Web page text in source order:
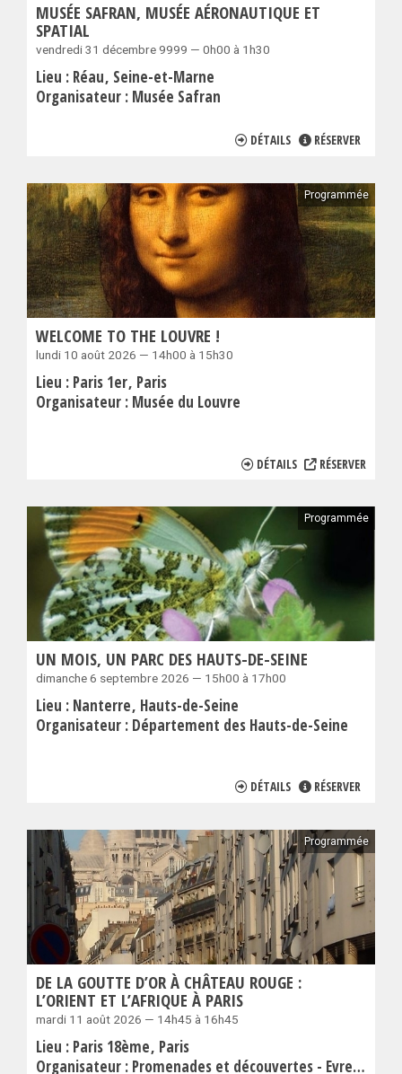
MUSÉE SAFRAN, MUSÉE AÉRONAUTIQUE ET
SPATIAL
vendredi 31 décembre 9999 — 0h00 à 1h30
Lieu : Réau Seine-et-Marne
Organisateur : Musée Safran
DÉTAILS RÉSERVER
Programmée
WELCOME TO THE LOUVRE !
lundi 10 août 2026 — 14h00 à 15h30
Lieu : Paris 1er Paris
Organisateur : Musée du Louvre
DÉTAILS RÉSERVER
Programmée
UN MOIS, UN PARC DES HAUTS-DE-SEINE
dimanche 6 septembre 2026 — 15h00 à 17h00
Lieu : Nanterre Hauts-de-Seine
Organisateur : Département des Hauts-de-Seine
DÉTAILS RÉSERVER
Programmée
DE LA GOUTTE D’OR À CHÂTEAU ROUGE :
L’ORIENT ET L’AFRIQUE À PARIS
mardi 11 août 2026 — 14h45 à 16h45
Lieu : Paris 18ème Paris
Organisateur : Promenades et découvertes - Evremond Bac